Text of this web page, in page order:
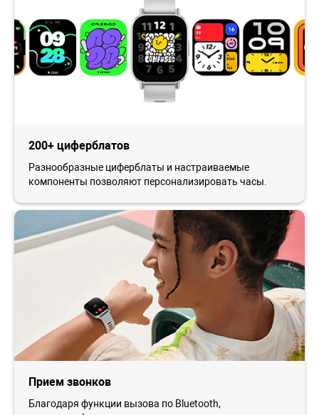
200+ циферблатов
Разнообразные циферблаты и настраиваемые
компоненты позволяют персонализировать часы.
Прием звонков
Благодаря функции вызова по Bluetooth,